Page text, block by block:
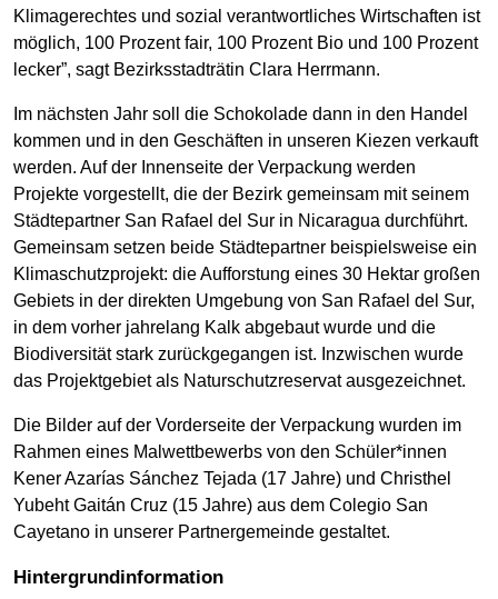
Klimagerechtes und sozial verantwortliches Wirtschaften ist
möglich, 100 Prozent fair, 100 Prozent Bio und 100 Prozent
lecker”, sagt Bezirksstadträtin Clara Herrmann.
Im nächsten Jahr soll die Schokolade dann in den Handel
kommen und in den Geschäften in unseren Kiezen verkauft
werden. Auf der Innenseite der Verpackung werden
Projekte vorgestellt, die der Bezirk gemeinsam mit seinem
Städtepartner San Rafael del Sur in Nicaragua durchführt.
Gemeinsam setzen beide Städtepartner beispielsweise ein
Klimaschutzprojekt: die Aufforstung eines 30 Hektar großen
Gebiets in der direkten Umgebung von San Rafael del Sur,
in dem vorher jahrelang Kalk abgebaut wurde und die
Biodiversität stark zurückgegangen ist. Inzwischen wurde
das Projektgebiet als Naturschutzreservat ausgezeichnet.
Die Bilder auf der Vorderseite der Verpackung wurden im
Rahmen eines Malwettbewerbs von den Schüler*innen
Kener Azarías Sánchez Tejada (17 Jahre) und Christhel
Yubeht Gaitán Cruz (15 Jahre) aus dem Colegio San
Cayetano in unserer Partnergemeinde gestaltet.
Hintergrundinformation